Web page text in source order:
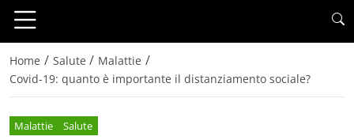
Home / Salute / Malattie /
Covid-19: quanto è importante il distanziamento sociale?
Malattie Salute